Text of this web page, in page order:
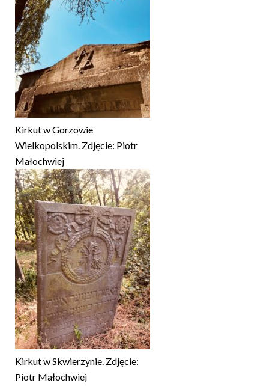
Kirkut w Gorzowie
Wielkopolskim. Zdjęcie: Piotr
Małochwiej
Kirkut w Skwierzynie. Zdjęcie:
Piotr Małochwiej